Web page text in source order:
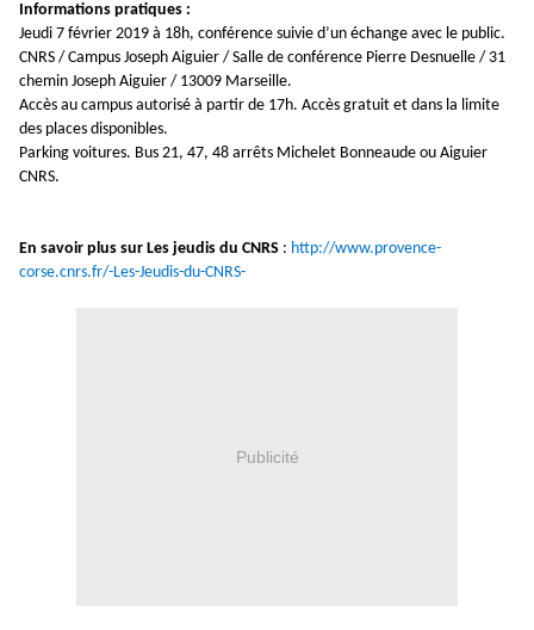
Informations pratiques :
Jeudi 7 février 2019 à 18h, conférence suivie d’un échange avec le public.
CNRS / Campus Joseph Aiguier / Salle de conférence Pierre Desnuelle / 31
chemin Joseph Aiguier / 13009 Marseille.
Accès au campus autorisé à partir de 17h. Accès gratuit et dans la limite
des places disponibles.
Parking voitures. Bus 21, 47, 48 arrêts Michelet Bonneaude ou Aiguier
CNRS.
En savoir plus sur Les jeudis du CNRS : http://www.provence-
corse.cnrs.fr/-Les-Jeudis-du-CNRS-
Publicité